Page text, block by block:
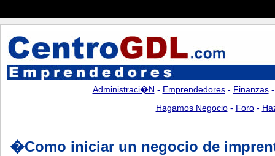
Administraci�n - Emprendedores- Finanzas
Hagamos Negocio- Foro-
�Como iniciar un negocio de